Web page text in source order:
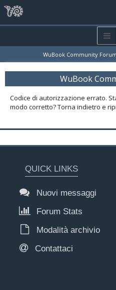
WuBook Community
WuBook
Codice di autorizzazione errato.
modo corretto? Torna indietro e
QUICK LINKS
Nuovi messaggi
Forum Stats
Modalità archivio
Contattaci